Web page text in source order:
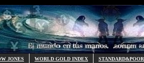
JONES WORLD GOLD INDEX